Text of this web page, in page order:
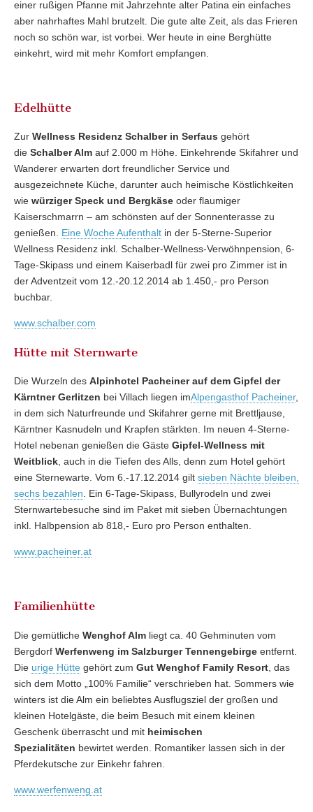
einer rußigen Pfanne mit Jahrzehnte alter Patina ein einfaches
aber nahrhaftes Mahl brutzelt. Die gute alte Zeit, als das Frieren
noch so schön war, ist vorbei. Wer heute in eine Berghütte
einkehrt, wird mit mehr Komfort empfangen.
Edelhütte
Zur Wellness Residenz Schalber in Serfaus gehört
die Schalber Alm auf 2.000 m Höhe. Einkehrende Skifahrer und
Wanderer erwarten dort freundlicher Service und
ausgezeichnete Küche, darunter auch heimische Köstlichkeiten
wie würziger Speck und Bergkäse oder flaumiger
Kaiserschmarrn – am schönsten auf der Sonnenterasse zu
genießen. Eine Woche Aufenthalt in der 5-Sterne-Superior
Wellness Residenz inkl. Schalber-Wellness-Verwöhnpension, 6-
Tage-Skipass und einem Kaiserbadl für zwei pro Zimmer ist in
der Adventzeit vom 12.-20.12.2014 ab 1.450,- pro Person
buchbar.
www.schalber.com
Hütte mit Sternwarte
Die Wurzeln des Alpinhotel Pacheiner auf dem Gipfel der
Kärntner Gerlitzen bei Villach liegen imAlpengasthof Pacheiner,
in dem sich Naturfreunde und Skifahrer gerne mit Brettljause,
Kärntner Kasnudeln und Krapfen stärkten. Im neuen 4-Sterne-
Hotel nebenan genießen die Gäste Gipfel-Wellness mit
Weitblick , auch in die Tiefen des Alls, denn zum Hotel gehört
eine Sternewarte. Vom 6.-17.12.2014 gilt sieben Nächte bleiben,
sechs bezahlen . Ein 6-Tage-Skipass, Bullyrodeln und zwei
Sternwartebesuche sind im Paket mit sieben Übernachtungen
inkl. Halbpension ab 818,- Euro pro Person enthalten.
www.pacheiner.at
Familienhütte
Die gemütliche Wenghof Alm liegt ca. 40 Gehminuten vom
Bergdorf Werfenweng im Salzburger Tennengebirge entfernt.
Die urige Hütte gehört zum Gut Wenghof Family Resort , das
sich dem Motto „100% Familie“ verschrieben hat. Sommers wie
winters ist die Alm ein beliebtes Ausflugsziel der großen und
kleinen Hotelgäste, die beim Besuch mit einem kleinen
Geschenk überrascht und mit heimischen
Spezialitäten bewirtet werden. Romantiker lassen sich in der
Pferdekutsche zur Einkehr fahren.
www.werfenweng.at